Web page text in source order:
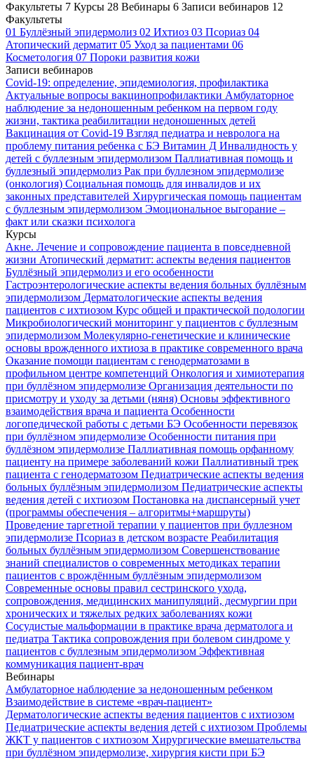
Факультеты 7 Курсы 28 Вебинары 6 Записи вебинаров 12
Факультеты
01 Буллёзный эпидермолиз 02 Ихтиоз 03 Псориаз 04
Атопический дерматит 05 Уход за пациентами 06
Косметология 07 Пороки развития кожи
Записи вебинаров
Covid-19: определение, эпидемиология, профилактика
Актуальные вопросы вакцинопрофилактики Амбулаторное
наблюдение за недоношенным ребенком на первом году
жизни, тактика реабилитации недоношенных детей
Вакцинация от Covid-19 Взгляд педиатра и невролога на
проблему питания ребенка с БЭ Витамин Д Инвалидность у
детей с буллезным эпидермолизом Паллиативная помощь и
буллезный эпидермолиз Рак при буллезном эпидермолизе
(онкология) Социальная помощь для инвалидов и их
законных представителей Хирургическая помощь пациентам
с буллезным эпидермолизом Эмоциональное выгорание –
факт или сказки психолога
Курсы
Акне. Лечение и сопровождение пациента в повседневной
жизни Атопический дерматит: аспекты ведения пациентов
Буллёзный эпидермолиз и его особенности
Гастроэнтерологические аспекты ведения больных буллёзным
эпидермолизом Дерматологические аспекты ведения
пациентов с ихтиозом Курс общей и практической подологии
Микробиологический мониторинг у пациентов с буллезным
эпидермолизом Молекулярно-генетические и клинические
основы врожденного ихтиоза в практике современного врача
Оказание помощи пациентам с генодерматозами в
профильном центре компетенций Онкология и химиотерапия
при буллёзном эпидермолизе Организация деятельности по
присмотру и уходу за детьми (няня) Основы эффективного
взаимодействия врача и пациента Особенности
логопедической работы с детьми БЭ Особенности перевязок
при буллёзном эпидермолизе Особенности питания при
буллёзном эпидермолизе Паллиативная помощь орфанному
пациенту на примере заболеваний кожи Паллиативный трек
пациента с генодерматозом Педиатрические аспекты ведения
больных буллёзным эпидермолизом Педиатрические аспекты
ведения детей с ихтиозом Постановка на диспансерный учет
(программы обеспечения – алгоритмы+маршруты)
Проведение таргетной терапии у пациентов при буллезном
эпидермолизе Псориаз в детском возрасте Реабилитация
больных буллёзным эпидермолизом Совершенствование
знаний специалистов о современных методиках терапии
пациентов с врождённым буллёзным эпидермолизом
Современные основы правил сестринского ухода,
сопровождения, медицинских манипуляций, десмургии при
хронических и тяжелых редких заболеваниях кожи
Сосудистые мальформации в практике врача дерматолога и
педиатра Тактика сопровождения при болевом синдроме у
пациентов с буллезным эпидермолизом Эффективная
коммуникация пациент-врач
Вебинары
Амбулаторное наблюдение за недоношенным ребенком
Взаимодействие в системе «врач-пациент»
Дерматологические аспекты ведения пациентов с ихтиозом
Педиатрические аспекты ведения детей с ихтиозом Проблемы
ЖКТ у пациентов с ихтиозом Хирургические вмешательства
при буллёзном эпидермолизе, хирургия кисти при БЭ